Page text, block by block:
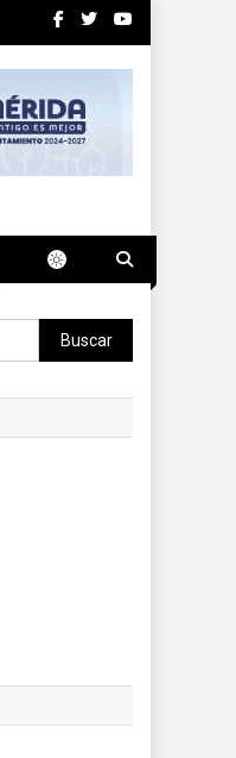
Buscar: